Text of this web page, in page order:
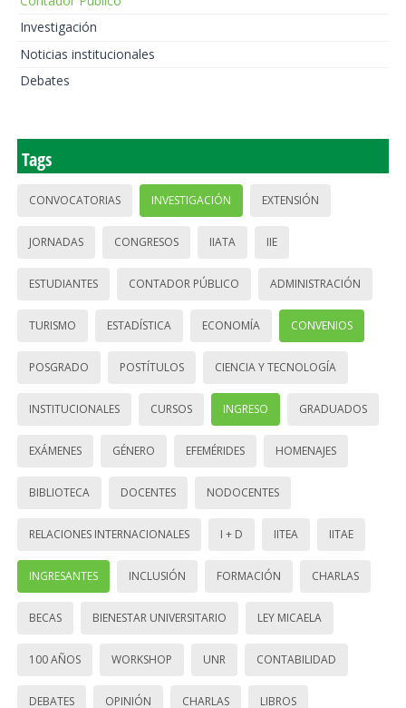
Investigación
Noticias institucionales
Debates
Tags
CONVOCATORIAS INVESTIGACIÓN EXTENSIÓN
JORNADAS CONGRESOS IIATA IIE
ESTUDIANTES CONTADOR PÚBLICO ADMINISTRACIÓN
TURISMO ESTADÍSTICA ECONOMÍA CONVENIOS
POSGRADO POSTÍTULOS CIENCIA Y TECNOLOGÍA
INSTITUCIONALES CURSOS INGRESO GRADUADOS
EXÁMENES GÉNERO EFEMÉRIDES HOMENAJES
BIBLIOTECA DOCENTES NODOCENTES
RELACIONES INTERNACIONALES I + D IITEA IITAE
INGRESANTES INCLUSIÓN FORMACIÓN CHARLAS
BECAS BIENESTAR UNIVERSITARIO LEY MICAELA
100 AÑOS WORKSHOP UNR CONTABILIDAD
DEBATES OPINIÓN CHARLAS LIBROS